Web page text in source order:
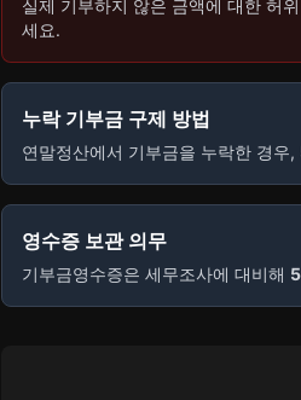
실제 기부하지 않은 금액에 대한 허
세요.
누락 기부금 구제 방법
연말정산에서 기부금을 누락한 경우,
영수증 보관 의무
기부금영수증은 세무조사에 대비해